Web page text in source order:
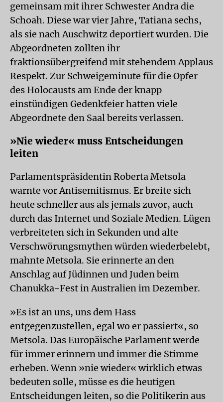
gemeinsam mit ihrer Schwester Andra die
Schoah. Diese war vier Jahre, Tatiana sechs,
als sie nach Auschwitz deportiert wurden. Die
Abgeordneten zollten ihr
fraktionsübergreifend mit stehendem Applaus
Respekt. Zur Schweigeminute für die Opfer
des Holocausts am Ende der knapp
einstündigen Gedenkfeier hatten viele
Abgeordnete den Saal bereits verlassen.
»Nie wieder« muss Entscheidungen
leiten
Parlamentspräsidentin Roberta Metsola
warnte vor Antisemitismus. Er breite sich
heute schneller aus als jemals zuvor, auch
durch das Internet und Soziale Medien. Lügen
verbreiteten sich in Sekunden und alte
Verschwörungsmythen würden wiederbelebt,
mahnte Metsola. Sie erinnerte an den
Anschlag auf Jüdinnen und Juden beim
Chanukka-Fest in Australien im Dezember.
»Es ist an uns, uns dem Hass
entgegenzustellen, egal wo er passiert«, so
Metsola. Das Europäische Parlament werde
für immer erinnern und immer die Stimme
erheben. Wenn »nie wieder« wirklich etwas
bedeuten solle, müsse es die heutigen
Entscheidungen leiten, so die Politikerin aus